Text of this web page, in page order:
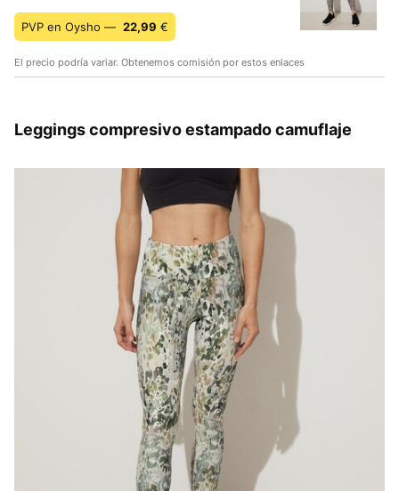
PVP en Oysho — 22,99 €
El precio podría variar. Obtenemos comisión por estos enlaces
Leggings compresivo estampado camuflaje